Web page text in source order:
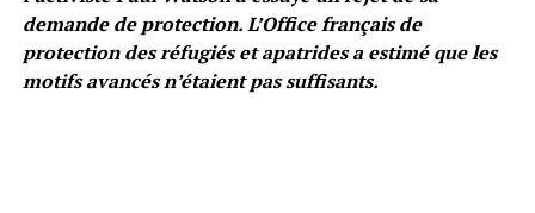
demande de protection. L’Office français de
protection des réfugiés et apatrides a estimé que les
motifs avancés n’étaient pas suffisants.